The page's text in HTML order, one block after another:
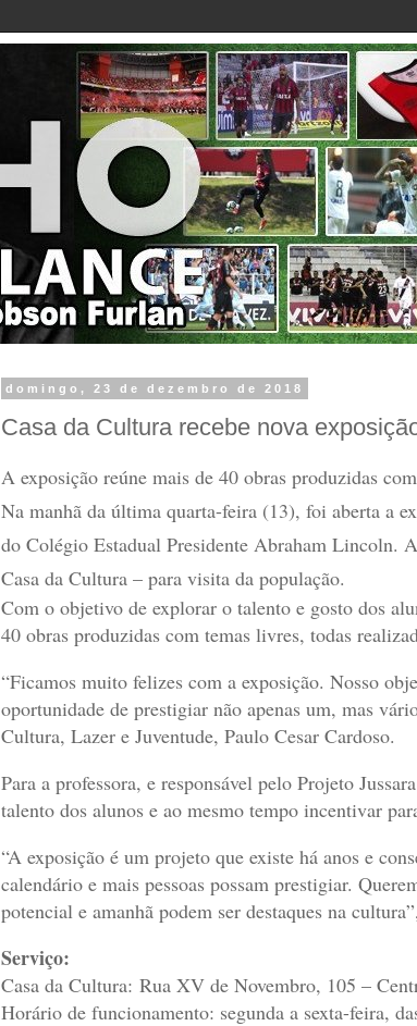
domingo, 23 de dezembro de 2018
Casa da Cultura recebe nova
A exposição reúne mais de 40 obras produzidas
Na manhã da última quarta-feira (13), foi aberta a
do Colégio Estadual Presidente Abraham Lincoln.
Casa da Cultura – para visita da população.
Com o objetivo de explorar o talento e gosto dos
40 obras produzidas com temas livres, todas
“Ficamos muito felizes com a exposição. Nosso
oportunidade de prestigiar não apenas um, mas
Cultura, Lazer e Juventude, Paulo Cesar Cardoso.
Para a professora, e responsável pelo Projeto
talento dos alunos e ao mesmo tempo incentivar
“A exposição é um projeto que existe há anos e
calendário e mais pessoas possam prestigiar.
potencial e amanhã podem ser destaques na
Serviço:
Casa da Cultura: Rua XV de Novembro, 105 –
Horário de funcionamento: segunda a sexta-feira,